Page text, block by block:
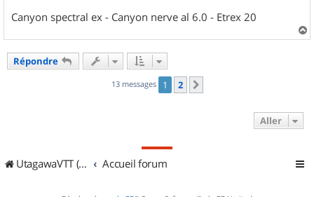
Canyon spectral ex - Canyon nerve al 6.0 - Etrex 20
a
Répondre
13 messages 1 2
Aller
UtagawaVTT (Randos VTT et VTTAE avec traces GPS) Accueil forum